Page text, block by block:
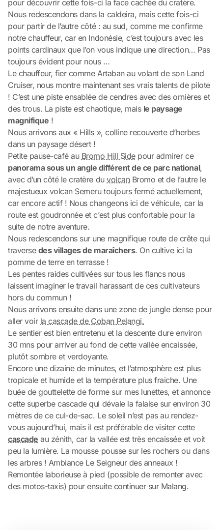
pour découvrir cette fois-ci la face cachée du cratère.
Nous redescendons dans la caldeira, mais cette fois-ci
pour partir de l’autre côté : au sud, comme me confirme
notre chauffeur, car en Indonésie, c’est toujours avec les
points cardinaux que l’on vous indique une direction… Pas
toujours évident pour nous …
Le chauffeur, fier comme Artaban au volant de son Land
Cruiser, nous montre maintenant ses vrais talents de pilote
! C’est une piste ensablée de cendres avec des ornières et
des trous. La piste est chaotique, mais le paysage
magnifique !
Nous arrivons aux « Hills », colline recouverte d’herbes
dans un paysage désert !
Petite pause-café au Bromo Hill Sidepour admirer ce
panorama sous un angle différent de ce parc national,
avec d’un côté le cratère duvolcanBromo et de l’autre le
majestueux volcan Semeru toujours fermé actuellement,
car encore actif ! Nous changeons ici de véhicule, car la
route est goudronnée et c’est plus confortable pour la
suite de notre aventure.
Nous redescendons sur une magnifique route de crête qui
traverse des villages de maraîchers. On cultive ici la
pomme de terre en terrasse !
Les pentes raides cultivées sur tous les flancs nous
laissent imaginer le travail harassant de ces cultivateurs
hors du commun !
Nous arrivons ensuite dans une zone de jungle dense pour
aller voir la cascade de Coban Pelangi.
Le sentier est bien entretenu et la descente dure environ
30 mns pour arriver au fond de cette vallée encaissée,
plutôt sombre et verdoyante.
Encore une dizaine de minutes, et l’atmosphère est plus
tropicale et humide et la température plus fraiche. Une
buée de gouttelette de forme sur mes lunettes, et annonce
cette superbe cascade qui dévale la falaise sur environ 30
mètres de ce cul-de-sac. Le soleil n’est pas au rendez-
vous aujourd’hui, mais il est préférable de visiter cette
cascade au zénith, car la vallée est très encaissée et voit
peu la lumière. La mousse pousse sur les rochers ou dans
les arbres ! Ambiance Le Seigneur des anneaux !
Remontée laborieuse à pied (possible de remonter avec
des motos-taxis) pour ensuite continuer sur Malang.